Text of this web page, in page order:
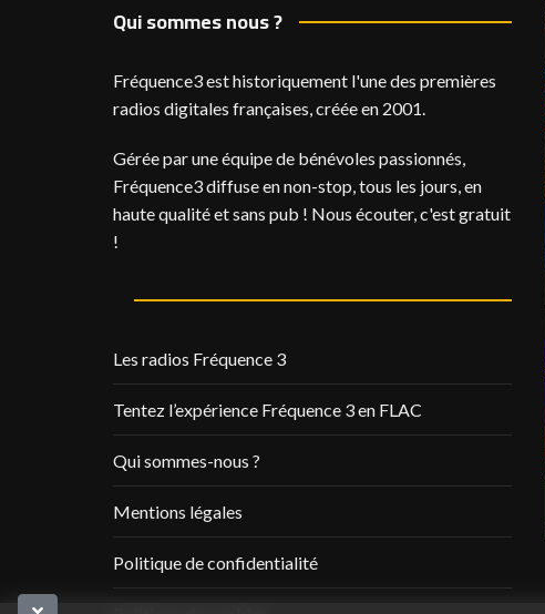
Qui sommes nous ?
Fréquence3 est historiquement l'une des premières
radios digitales françaises, créée en 2001.
Gérée par une équipe de bénévoles passionnés,
Fréquence3 diffuse en non-stop, tous les jours, en
haute qualité et sans pub ! Nous écouter, c'est gratuit
!
Les radios Fréquence 3
Tentez l’expérience Fréquence 3 en FLAC
Qui sommes-nous ?
Mentions légales
Politique de confidentialité